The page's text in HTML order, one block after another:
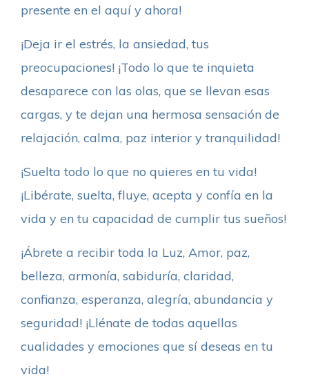
presente en el aquí y ahora!
¡Deja ir el estrés, la ansiedad, tus
preocupaciones! ¡Todo lo que te inquieta
desaparece con las olas, que se llevan esas
cargas, y te dejan una hermosa sensación de
relajación, calma, paz interior y tranquilidad!
¡Suelta todo lo que no quieres en tu vida!
¡Libérate, suelta, fluye, acepta y confía en la
vida y en tu capacidad de cumplir tus sueños!
¡Ábrete a recibir toda la Luz, Amor, paz,
belleza, armonía, sabiduría, claridad,
confianza, esperanza, alegría, abundancia y
seguridad! ¡Llénate de todas aquellas
cualidades y emociones que sí deseas en tu
vida!